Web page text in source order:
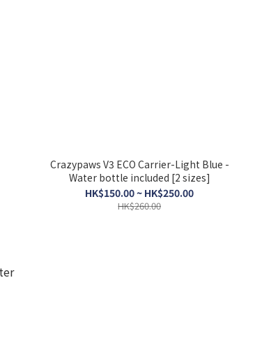
Crazypaws V3 ECO Carrier-Light Blue -
Water bottle included [2 sizes]
HK$150.00 ~ HK$250.00
HK$260.00